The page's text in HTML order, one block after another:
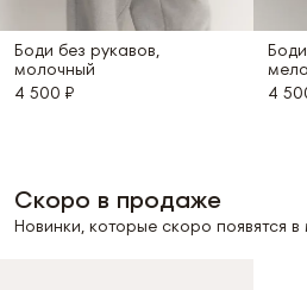
Боди без рукавов,
молочный
4 500 ₽
4
Скоро в продаже
Новинки, которые скоро появятся в